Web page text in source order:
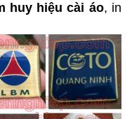
huy hiệu cài áo, in